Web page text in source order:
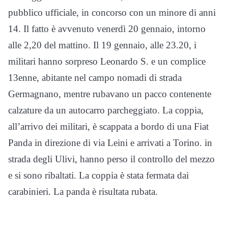
pubblico ufficiale, in concorso con un minore di anni
14. Il fatto è avvenuto venerdì 20 gennaio, intorno
alle 2,20 del mattino. Il 19 gennaio, alle 23.20, i
militari hanno sorpreso Leonardo S. e un complice
13enne, abitante nel campo nomadi di strada
Germagnano, mentre rubavano un pacco contenente
calzature da un autocarro parcheggiato. La coppia,
all’arrivo dei militari, è scappata a bordo di una Fiat
Panda in direzione di via Leini e arrivati a Torino. in
strada degli Ulivi, hanno perso il controllo del mezzo
e si sono ribaltati. La coppia è stata fermata dai
carabinieri. La panda è risultata rubata.